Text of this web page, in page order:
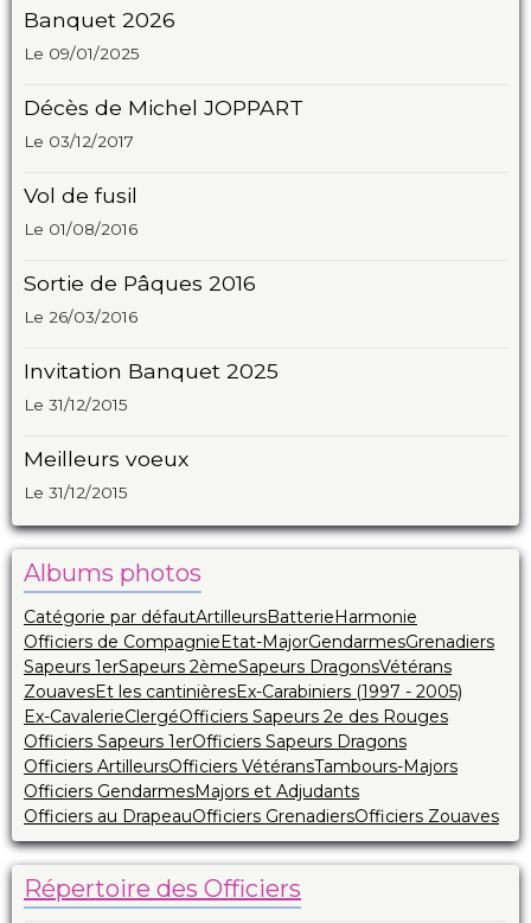
Banquet 2026
Le 09/01/2025
Décès de Michel JOPPART
Le 03/12/2017
Vol de fusil
Le 01/08/2016
Sortie de Pâques 2016
Le 26/03/2016
Invitation Banquet 2025
Le 31/12/2015
Meilleurs voeux
Le 31/12/2015
Albums photos
Catégorie par défautArtilleursBatterieHarmonie
Officiers de CompagnieEtat-MajorGendarmesGrenadiers
Sapeurs 1erSapeurs 2èmeSapeurs DragonsVétérans
ZouavesEt les cantinièresEx-Carabiniers (1997 - 2005)
Ex-CavalerieClergéOfficiers Sapeurs 2e des Rouges
Officiers Sapeurs 1erOfficiers Sapeurs Dragons
Officiers ArtilleursOfficiers VétéransTambours-Majors
Officiers GendarmesMajors et Adjudants
Officiers au DrapeauOfficiers GrenadiersOfficiers Zouaves
Répertoire des Officiers